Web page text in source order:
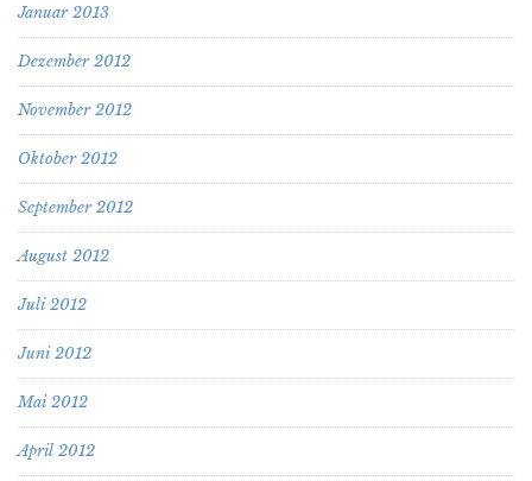
Januar 2013
Dezember 2012
November 2012
Oktober 2012
September 2012
August 2012
Juli 2012
Juni 2012
Mai 2012
April 2012